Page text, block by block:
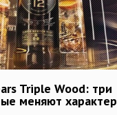
Triple Wood: три
меняют характер